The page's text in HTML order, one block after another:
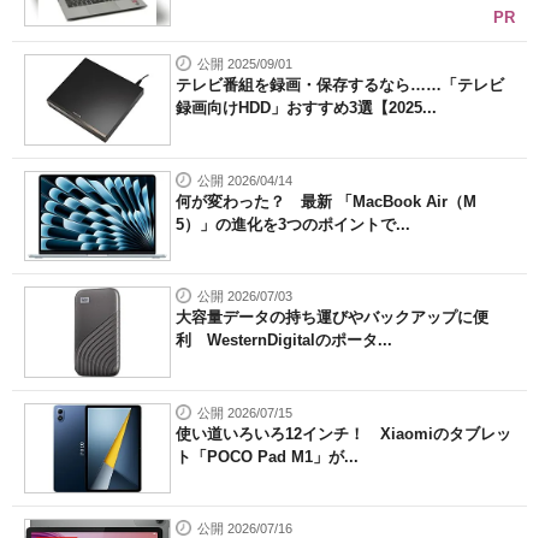
PR
公開 2025/09/01
テレビ番組を録画・保存するなら……「テレビ
録画向けHDD」おすすめ3選【2025...
公開 2026/04/14
何が変わった？ 最新 「MacBook Air（M
5）」の進化を3つのポイントで...
公開 2026/07/03
大容量データの持ち運びやバックアップに便
利 WesternDigitalのポータ...
公開 2026/07/15
使い道いろいろ12インチ！ Xiaomiのタブレッ
ト「POCO Pad M1」が...
公開 2026/07/16